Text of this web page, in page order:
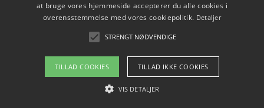
at bruge vores hjemmeside accepterer du alle cookies i
overensstemmelse med vores cookiepolitik. Detaljer
STRENGT NØDVENDIGE
TILLAD COOKIES TILLAD IKKE COOKIES
VIS DETALJER